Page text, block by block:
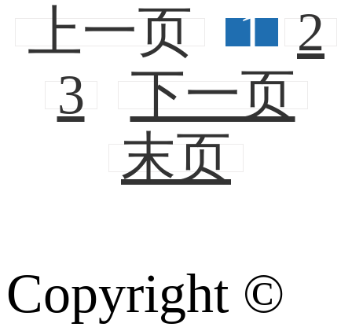
上一页
1 2
3
下一页
末页
Copyright ©